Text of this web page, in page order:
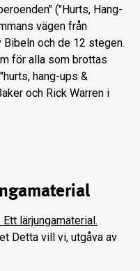
("Hurts, Hang-
vägen från
och de 12 stegen.
för alla som brottas
hang-ups &
och Rick Warren i
lärjungamaterial.
Detta vill vi, utgåva av